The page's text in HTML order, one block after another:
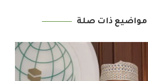
مواضيع ذات صلة